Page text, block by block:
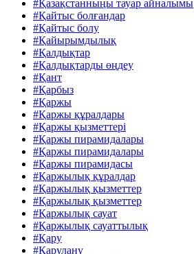
#Қазақстанныңы тауар айналымы
#Қайтыс болғандар
#Қайтыс болу
#Қайырымдылық
#Қалдықтар
#Қалдықтарды өңдеу
#Қант
#Қарбыз
#Қаржы
#Қаржы құралдары
#Қаржы қызметтері
#Қаржы пирамидалары
#Қаржы пирамидалары
#Қаржы пирамидасы
#Қаржылық құралдар
#Қаржылық қызметтер
#Қаржылық қызметтер
#Қаржылық сауат
#Қаржылық сауаттылық
#Қару
#Қарулану